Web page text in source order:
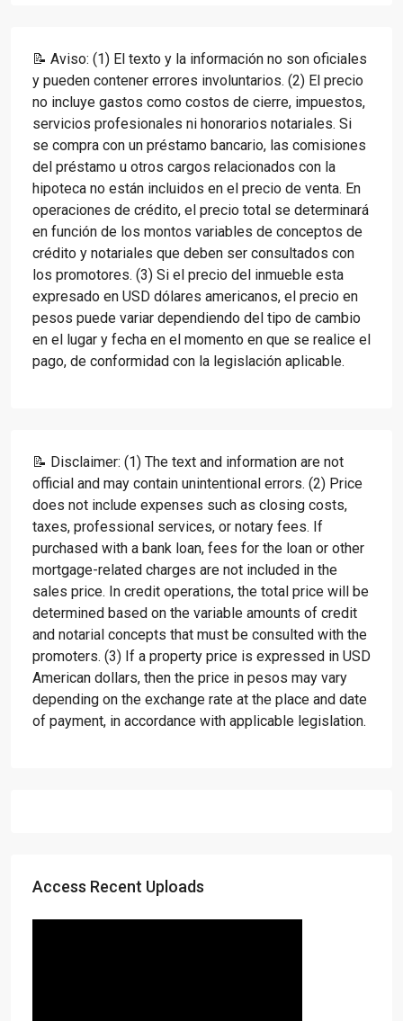
📝 Aviso: (1) El texto y la información no son oficiales
y pueden contener errores involuntarios. (2) El precio
no incluye gastos como costos de cierre, impuestos,
servicios profesionales ni honorarios notariales. Si
se compra con un préstamo bancario, las comisiones
del préstamo u otros cargos relacionados con la
hipoteca no están incluidos en el precio de venta. En
operaciones de crédito, el precio total se determinará
en función de los montos variables de conceptos de
crédito y notariales que deben ser consultados con
los promotores. (3) Si el precio del inmueble esta
expresado en USD dólares americanos, el precio en
pesos puede variar dependiendo del tipo de cambio
en el lugar y fecha en el momento en que se realice el
pago, de conformidad con la legislación aplicable.
📝 Disclaimer: (1) The text and information are not
official and may contain unintentional errors. (2) Price
does not include expenses such as closing costs,
taxes, professional services, or notary fees. If
purchased with a bank loan, fees for the loan or other
mortgage-related charges are not included in the
sales price. In credit operations, the total price will be
determined based on the variable amounts of credit
and notarial concepts that must be consulted with the
promoters. (3) If a property price is expressed in USD
American dollars, then the price in pesos may vary
depending on the exchange rate at the place and date
of payment, in accordance with applicable legislation.
Access Recent Uploads